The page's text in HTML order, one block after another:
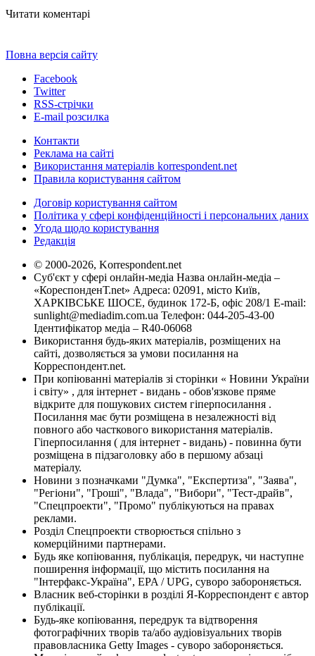
Читати коментарі
Повна версія сайту
Facebook
Twitter
RSS-стрічки
E-mail розсилка
Контакти
Реклама на сайті
Використання матеріалів korrespondent.net
Правила користування сайтом
Договір користування сайтом
Політика у сфері конфіденційності і персональних даних
Угода щодо користування
Редакція
© 2000-2026, Korrespondent.net
Суб'єкт у сфері онлайн-медіа Назва онлайн-медіа –
«КореспонденТ.net» Адреса: 02091, місто Київ,
ХАРКІВСЬКЕ ШОСЕ, будинок 172-Б, офіс 208/1 E-mail:
sunlight@mediadim.com.ua Телефон: 044-205-43-00
Ідентифікатор медіа – R40-06068
Використання будь-яких матеріалів, розміщених на
сайті, дозволяється за умови посилання на
Корреспондент.net.
При копіюванні матеріалів зі сторінки « Новини України
і світу» , для інтернет - видань - обов'язкове пряме
відкрите для пошукових систем гіперпосилання .
Посилання має бути розміщена в незалежності від
повного або часткового використання матеріалів.
Гіперпосилання ( для інтернет - видань) - повинна бути
розміщена в підзаголовку або в першому абзаці
матеріалу.
Новини з позначками "Думка", "Експертиза", "Заява",
"Регіони", "Гроші", "Влада", "Вибори", "Тест-драйв",
"Спецпроекти", "Промо" публікуються на правах
реклами.
Розділ Спецпроекти створюється спільно з
комерційними партнерами.
Будь яке копіювання, публікація, передрук, чи наступне
поширення інформації, що містить посилання на
"Інтерфакс-Україна", EPA / UPG, суворо забороняється.
Власник веб-сторінки в розділі Я-Корреспондент є автор
публікації.
Будь-яке копіювання, передрук та відтворення
фотографічних творів та/або аудіовізуальних творів
правовласника Getty Images - суворо забороняється.